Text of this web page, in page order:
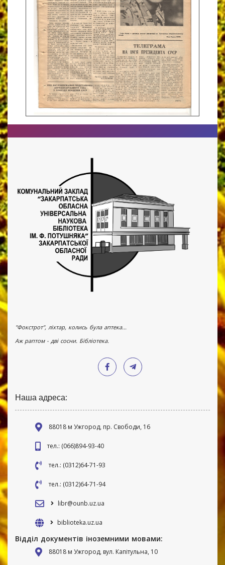
"Фокстрот", ліхтар, колись була аптека...
Аж раптом - дві сосни. Бібліотека.
Наша адреса:
88018 м Ужгород, пр. Свободи, 16
тел.: (066)894-93-40
тел.: (0312)64-71-93
тел.: (0312)64-71-94
libr@ounb.uz.ua
biblioteka.uz.ua
Відділ документів іноземними мовами:
88018 м Ужгород, вул. Капітульна, 10